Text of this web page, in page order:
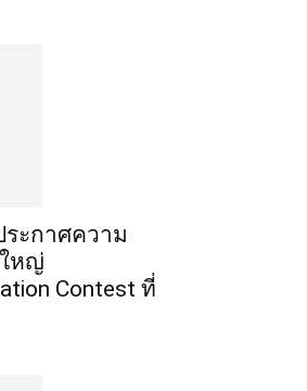
ระกาศความ
หญ่
Contest ที่